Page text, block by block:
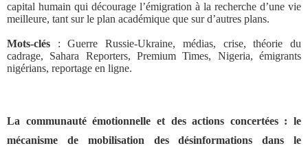
capital humain qui décourage l’émigration à la recherche d’une vie
meilleure, tant sur le plan académique que sur d’autres plans.
Mots-clés : Guerre Russie-Ukraine, médias, crise, théorie du
cadrage, Sahara Reporters, Premium Times, Nigeria, émigrants
nigérians, reportage en ligne.
La communauté émotionnelle et des actions concertées : le
mécanisme de mobilisation des désinformations dans le